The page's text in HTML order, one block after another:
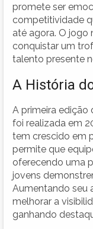
promete ser
competitividade
até agora. O jogo
conquistar um
talento presente
A História
A primeira edição
foi realizada em
tem crescido em
permite que
oferecendo uma
jovens
Aumentando seu
melhorar a
ganhando